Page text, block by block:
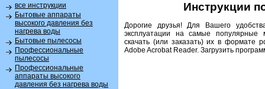
все инструкции
Бытовые аппараты
высокого давления без
нагрева воды
Бытовые пылесосы
Профессиональные
пылесосы
Профессиональные
аппараты высокого
давления без нагрева воды
Инструкции
Дорогие друзья! Для Вашего
эксплуатации на самые
скачать (или заказать) их в формате
Аdobe Acrobat Reader. Загрузить